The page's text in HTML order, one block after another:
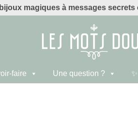
magiques à messages
faire Une question ?